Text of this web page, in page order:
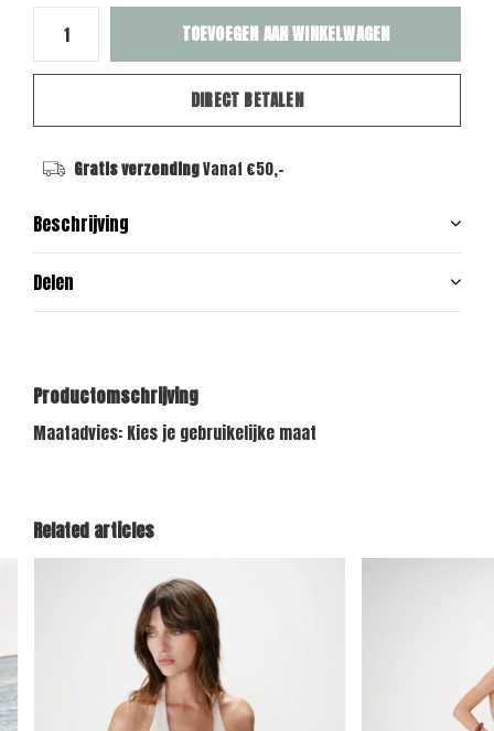
TOEVOEGEN AAN WINKELWAGEN
DIRECT BETALEN
Gratis verzendingVanaf €50,-
Beschrijving
Delen
Productomschrijving
Maatadvies: Kies je gebruikelijke maat
Related articles